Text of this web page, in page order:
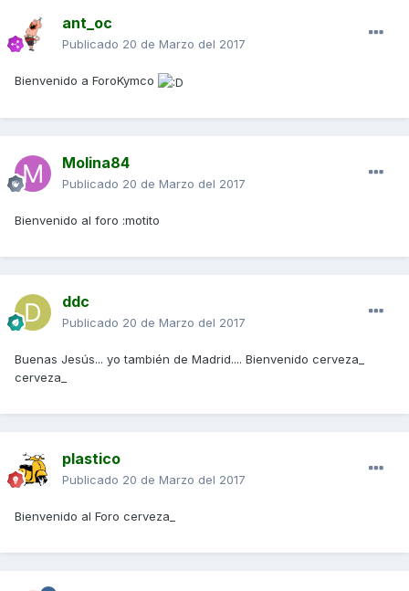
ant_oc
Publicado 20 de Marzo del 2017
Bienvenido a ForoKymco
Molina84
Publicado 20 de Marzo del 2017
Bienvenido al foro :motito
ddc
Publicado 20 de Marzo del 2017
Buenas Jesús... yo también de Madrid.... Bienvenido cerveza_
cerveza_
plastico
Publicado 20 de Marzo del 2017
Bienvenido al Foro cerveza_